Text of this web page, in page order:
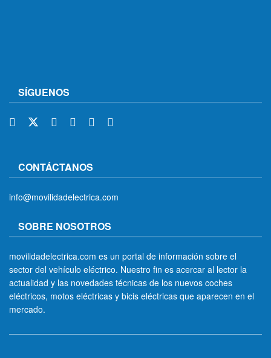
SÍGUENOS
CONTÁCTANOS
info@movilidadelectrica.com
SOBRE NOSOTROS
movilidadelectrica.com es un portal de información sobre el
sector del vehículo eléctrico. Nuestro fin es acercar al lector la
actualidad y las novedades técnicas de los nuevos coches
eléctricos, motos eléctricas y bicis eléctricas que aparecen en el
mercado.